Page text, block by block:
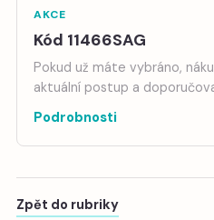
AKCE
Kód 11466SAG
Pokud už máte vybráno,
aktuální postup a
Podrobnosti
Zpět do rubriky